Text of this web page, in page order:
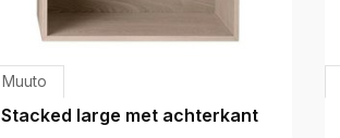
Muuto
Stacked large met achterkant